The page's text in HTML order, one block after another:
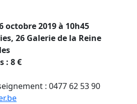
octobre 2019 à 10h45
26 Galerie de la Reine
: 8 €
: 0477 62 53 90